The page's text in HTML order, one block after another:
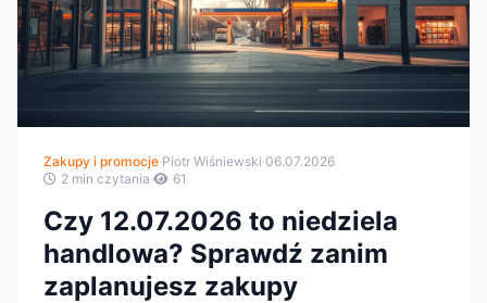
Zakupy i promocje·Piotr Wiśniewski·06.07.2026·
2 min czytania· 61
Czy 12.07.2026 to niedziela
handlowa? Sprawdź zanim
zaplanujesz zakupy